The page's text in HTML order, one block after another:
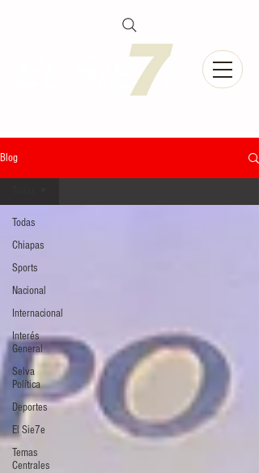
Blog
Todas
Chiapas
Sports
Nacional
Internacional
Interés
General
Selva
Política
Deportes
El Sie7e
Temas
Centrales